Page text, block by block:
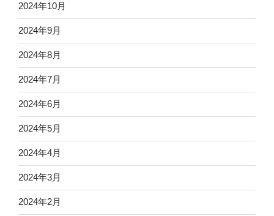
2024年10月
2024年9月
2024年8月
2024年7月
2024年6月
2024年5月
2024年4月
2024年3月
2024年2月